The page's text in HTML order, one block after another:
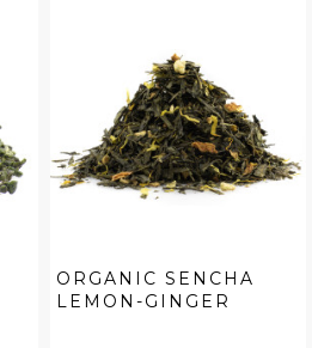
ORGANIC SENCHA
LEMON-GINGER